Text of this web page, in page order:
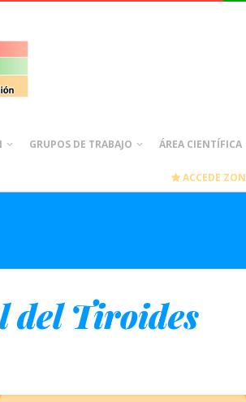
GRUPOS DE TRABAJO ÁREA CIENTÍFICA
ACCEDE
del Tiroides